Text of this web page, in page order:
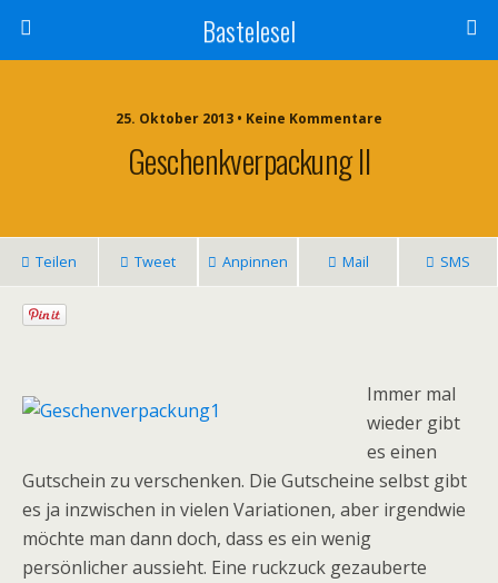
Bastelesel
25. Oktober 2013 • Keine Kommentare
Geschenkverpackung II
Teilen Tweet Anpinnen Mail SMS
Immer mal
wieder gibt
es einen
Gutschein zu verschenken. Die Gutscheine selbst gibt
es ja inzwischen in vielen Variationen, aber irgendwie
möchte man dann doch, dass es ein wenig
persönlicher aussieht. Eine ruckzuck gezauberte